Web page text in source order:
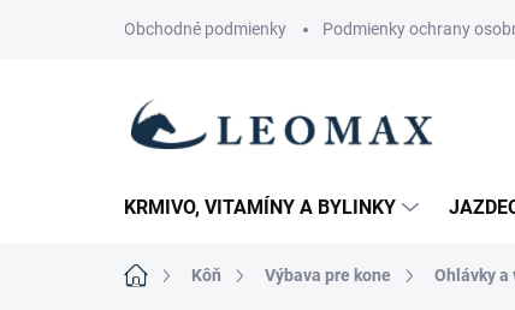
Obchodné podmienky Podmienky ochrany
KRMIVO, VITAMÍNY A BYLINKY
DomovKôň Výbava pre kone Ohlávky a